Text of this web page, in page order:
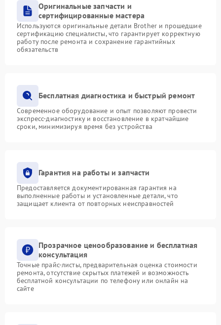
Оригинальные запчасти и
сертифицированные мастера
Используются оригинальные детали Brother и прошедшие
сертификацию специалисты, что гарантирует корректную
работу после ремонта и сохранение гарантийных
обязательств
Бесплатная диагностика и быстрый ремонт
Современное оборудование и опыт позволяют провести
экспресс-диагностику и восстановление в кратчайшие
сроки, минимизируя время без устройства
Гарантия на работы и запчасти
Предоставляется документированная гарантия на
выполненные работы и установленные детали, что
защищает клиента от повторных неисправностей
Прозрачное ценообразование и бесплатная
консультация
Точные прайс-листы, предварительная оценка стоимости
ремонта, отсутствие скрытых платежей и возможность
бесплатной консультации по телефону или онлайн на
сайте